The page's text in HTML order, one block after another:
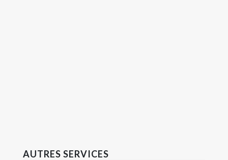
AUTRES SERVICES